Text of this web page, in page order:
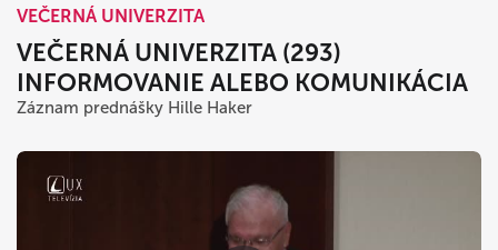
VEČERNÁ UNIVERZITA
VEČERNÁ UNIVERZITA (293)
INFORMOVANIE ALEBO KOMUNIKÁCIA
Záznam prednášky Hille Haker